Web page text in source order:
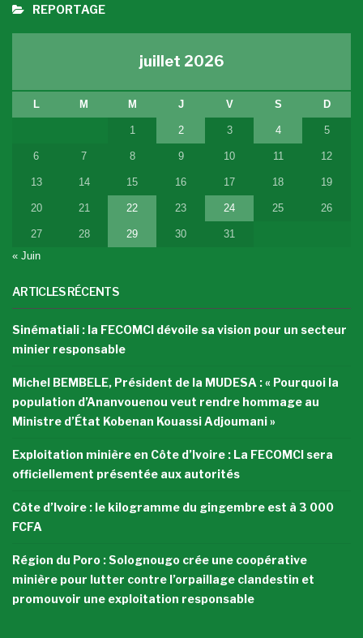
REPORTAGE
juillet 2026
L M M J V S D
1 2 3 4 5
6 7 8 9 10 11 12
13 14 15 16 17 18 19
20 21 22 23 24 25 26
27 28 29 30
31
« Juin
ARTICLES RÉCENTS
Sinématiali : la FECOMCI dévoile sa vision pour un secteur
minier responsable
Michel BEMBELE, Président de la MUDESA : « Pourquoi la
population d’Ananvouenou veut rendre hommage au
Ministre d’État Kobenan Kouassi Adjoumani »
Exploitation minière en Côte d’Ivoire : La FECOMCI sera
officiellement présentée aux autorités
Côte d’Ivoire : le kilogramme du gingembre est à 3 000
FCFA
Région du Poro : Solognougo crée une coopérative
minière pour lutter contre l’orpaillage clandestin et
promouvoir une exploitation responsable